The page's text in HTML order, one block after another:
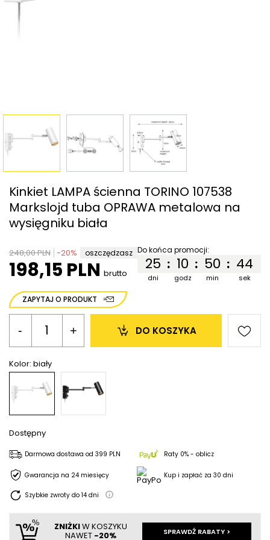
Kinkiet LAMPA ścienna TORINO 107538
Markslojd tuba OPRAWA metalowa na
wysięgniku biała
248,00 PLN -20% oszczędzasz
198,15 PLN brutto
Do końca promocji:
:
dni
25 :
godz
10 :
min
50
sek
44
ZAPYTAJ O PRODUKT
Kolor: biały
- + DO KOSZYKA
Dostępny
Darmowa dostawa od 399 PLN Raty 0% - oblicz
Gwarancja na 24 miesięcy Kup i zapłać za 30 dni
Szybkie zwroty do 14 dni
ZNIŻKIW KOSZYKU
NAWET -20% SPRAWDŹ RABATY >